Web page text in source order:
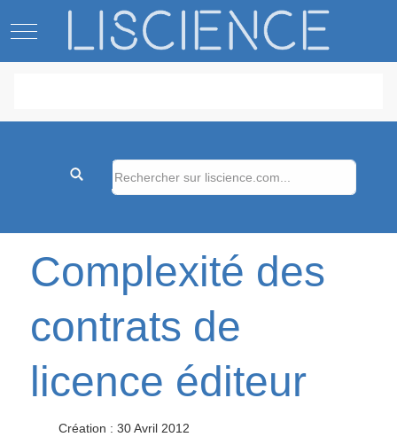
Mobile Menu Toggle
Complexité des
contrats de
licence éditeur
Création : 30 Avril 2012